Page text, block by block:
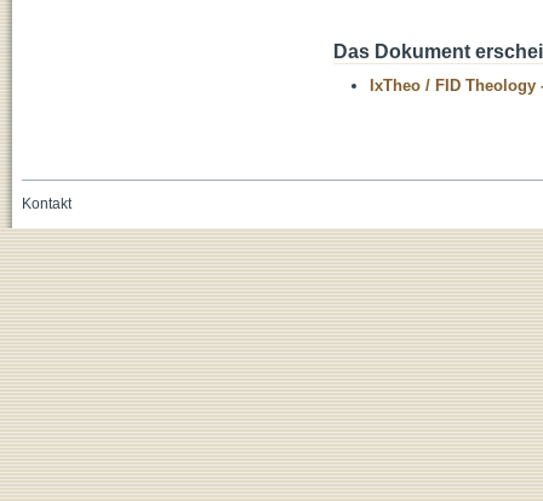
Das Dokument
IxTheo / FID Theology
Kontakt